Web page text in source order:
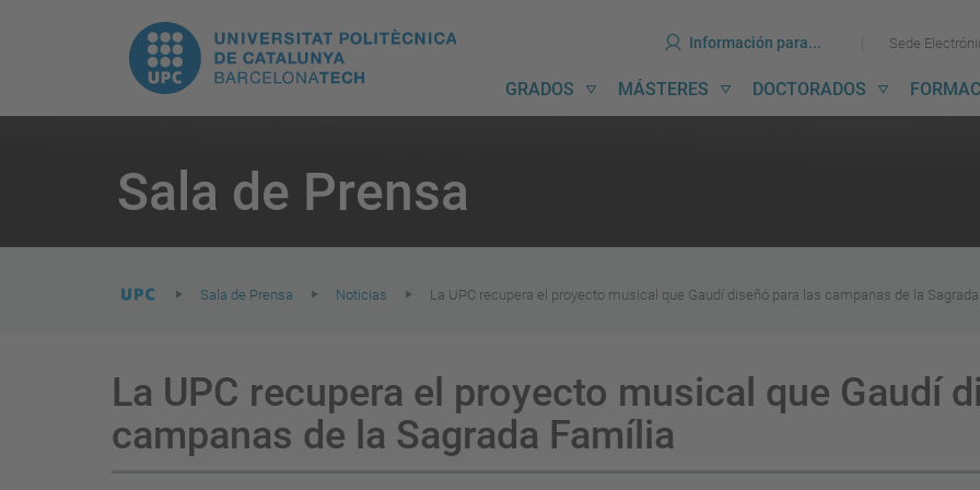
UPC.
Universitat
Politècnica
de
Catalunya
Ir
al
Ir
al
Información para... Sede
Navegación
GRADOS MÁSTERES DOCTORADOS
Sala de Prensa
are
here:
Sala de Prensa Noticias La UPC recupera el proyecto musical que Gaudí diseñó para las campanas de la
La UPC recupera el proyecto musical que Gaudí
campanas de la Sagrada Família